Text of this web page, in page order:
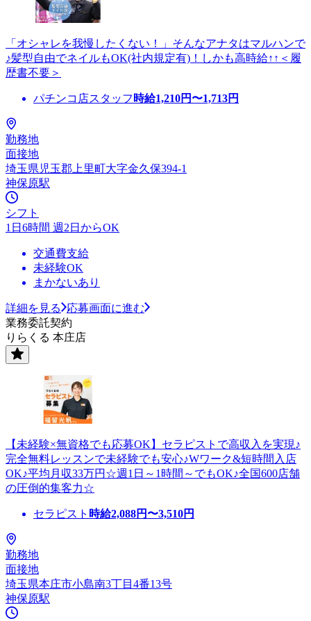
「オシャレを我慢したくない！」そんなアナタはマルハンで
♪髪型自由でネイルもOK(社内規定有)！しかも高時給↑↑＜履
歴書不要＞
パチンコ店スタッフ 時給1,210円〜1,713円
勤務地
面接地
埼玉県児玉郡上里町大字金久保394-1
神保原駅
シフト
1日6時間 週2日からOK
交通費支給
未経験OK
まかないあり
詳細を見る
応募画面に進む
業務委託契約
りらくる 本庄店
【未経験×無資格でも応募OK】セラピストで高収入を実現♪
完全無料レッスンで未経験でも安心♪Wワーク&短時間入店
OK♪平均月収33万円☆週1日～1時間～でもOK♪全国600店舗
の圧倒的集客力☆
セラピスト 時給2,088円〜3,510円
勤務地
面接地
埼玉県本庄市小島南3丁目4番13号
神保原駅